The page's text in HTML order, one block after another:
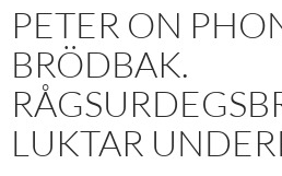
PETER ON
BRÖDBAK.
LUKTAR